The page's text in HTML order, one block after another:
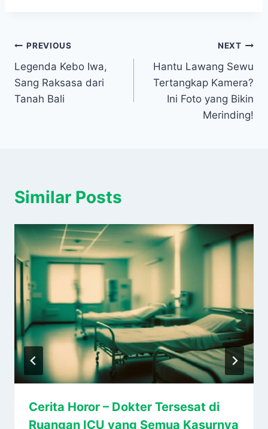
Navigasi
pos
PREVIOUS
Legenda Kebo Iwa,
Sang Raksasa dari
Tanah Bali
NEXT
Hantu Lawang Sewu
Tertangkap Kamera?
Ini Foto yang Bikin
Merinding!
Similar Posts
Cerita Horor – Dokter Tersesat di
Ruangan ICU yang Semua Kasurnya